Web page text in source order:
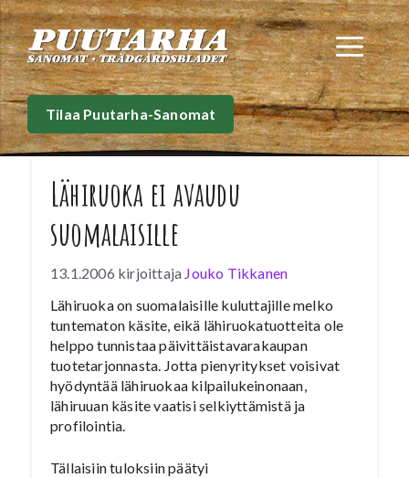
Siirry
sisältöön
Tilaa Puutarha-Sanomat
Lähiruoka ei avaudu
suomalaisille
13.1.2006 kirjoittaja Jouko Tikkanen
Lähiruoka on suomalaisille kuluttajille melko
tuntematon käsite, eikä lähiruokatuotteita ole
helppo tunnistaa päivittäistavarakaupan
tuotetarjonnasta. Jotta pienyritykset voisivat
hyödyntää lähiruokaa kilpailukeinonaan,
lähiruuan käsite vaatisi selkiyttämistä ja
profilointia.
Tällaisiin tuloksiin päätyi